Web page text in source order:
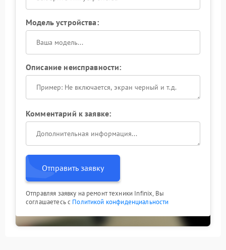
Модель устройства:
Описание неисправности:
Комментарий к заявке:
Отправить заявку
Отправляя заявку на ремонт техники Infinix, Вы
соглашаетесь с Политикой конфиденциальности